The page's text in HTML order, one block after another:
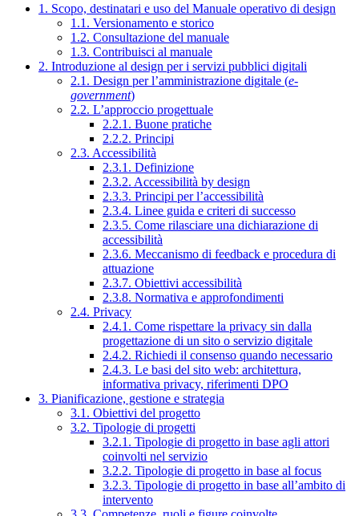
1. Scopo, destinatari e uso del Manuale operativo di design
1.1. Versionamento e storico
1.2. Consultazione del manuale
1.3. Contribuisci al manuale
2. Introduzione al design per i servizi pubblici digitali
2.1. Design per l’amministrazione digitale (e-
government)
2.2. L’approccio progettuale
2.2.1. Buone pratiche
2.2.2. Principi
2.3. Accessibilità
2.3.1. Definizione
2.3.2. Accessibilità by design
2.3.3. Principi per l’accessibilità
2.3.4. Linee guida e criteri di successo
2.3.5. Come rilasciare una dichiarazione di
accessibilità
2.3.6. Meccanismo di feedback e procedura di
attuazione
2.3.7. Obiettivi accessibilità
2.3.8. Normativa e approfondimenti
2.4. Privacy
2.4.1. Come rispettare la privacy sin dalla
progettazione di un sito o servizio digitale
2.4.2. Richiedi il consenso quando necessario
2.4.3. Le basi del sito web: architettura,
informativa privacy, riferimenti DPO
3. Pianificazione, gestione e strategia
3.1. Obiettivi del progetto
3.2. Tipologie di progetti
3.2.1. Tipologie di progetto in base agli attori
coinvolti nel servizio
3.2.2. Tipologie di progetto in base al focus
3.2.3. Tipologie di progetto in base all’ambito di
intervento